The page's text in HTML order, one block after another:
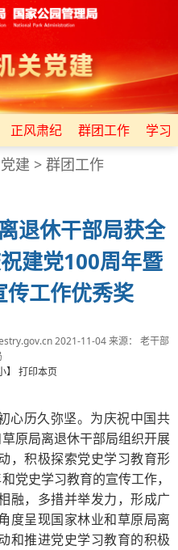
正风肃纪 群团工作 学习
党建 > 群团工作
退休干部局获全
建党100周年暨
传工作优秀奖
2021-11-04来源： 老干部
】 打印本页
心历久弥坚。为庆祝中国共
原局离退休干部局组织开展
，积极探索党史学习教育形
党史学习教育的宣传工作，
融，多措并举发力，形成广
度呈现国家林业和草原局离
和推进党史学习教育的积极